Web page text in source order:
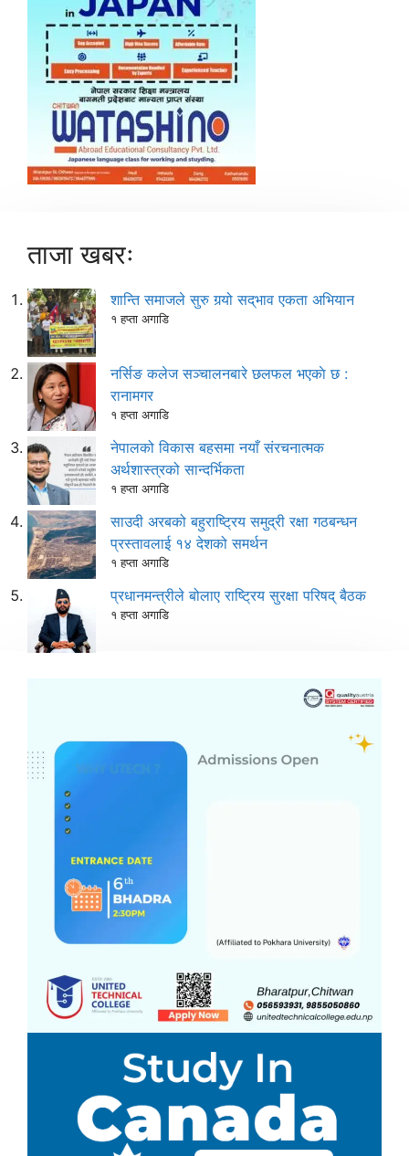
ताजा खबरः
शान्ति समाजले सुरु गर्‍यो सद्‌भाव एकता अभियान
१ हप्ता अगाडि
नर्सिङ कलेज सञ्चालनबारे छलफल भएकाे छ :
रानामगर
१ हप्ता अगाडि
नेपालको विकास बहसमा नयाँ संरचनात्मक
अर्थशास्त्रको सान्दर्भिकता
१ हप्ता अगाडि
साउदी अरबको बहुराष्ट्रिय समुद्री रक्षा गठबन्धन
प्रस्तावलाई १४ देशको समर्थन
१ हप्ता अगाडि
प्रधानमन्त्रीले बोलाए राष्ट्रिय सुरक्षा परिषद् बैठक
१ हप्ता अगाडि